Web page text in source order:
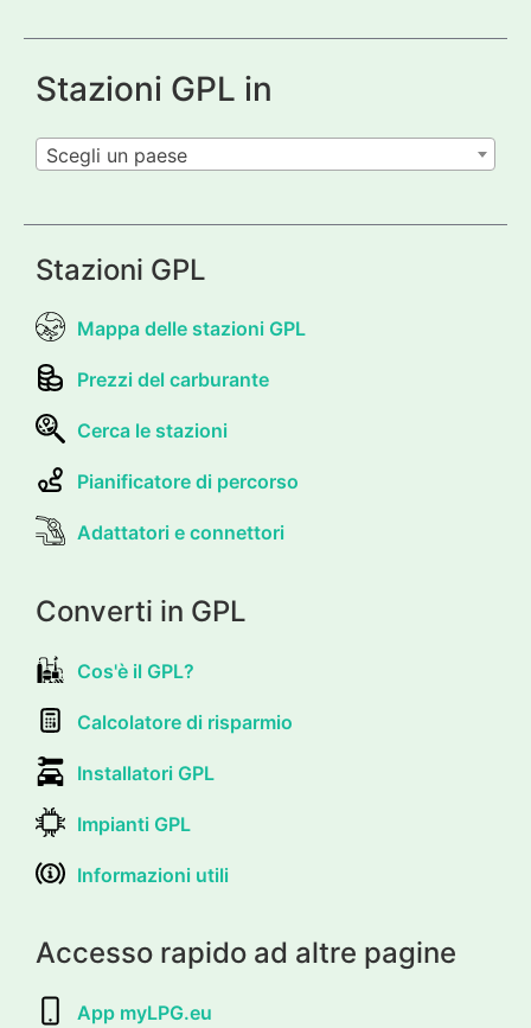
Stazioni GPL in
Scegli un paese
Stazioni GPL
Mappa delle stazioni GPL
Prezzi del carburante
Cerca le stazioni
Pianificatore di percorso
Adattatori e connettori
Converti in GPL
Cos'è il GPL?
Calcolatore di risparmio
Installatori GPL
Impianti GPL
Informazioni utili
Accesso rapido ad altre pagine
App myLPG.eu